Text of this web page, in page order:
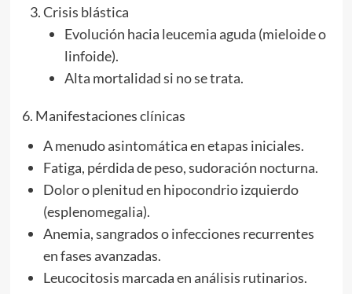
Crisis blástica
Evolución hacia leucemia aguda (mieloide o
linfoide).
Alta mortalidad si no se trata.
6. Manifestaciones clínicas
A menudo asintomática en etapas iniciales.
Fatiga, pérdida de peso, sudoración nocturna.
Dolor o plenitud en hipocondrio izquierdo
(esplenomegalia).
Anemia, sangrados o infecciones recurrentes
en fases avanzadas.
Leucocitosis marcada en análisis rutinarios.